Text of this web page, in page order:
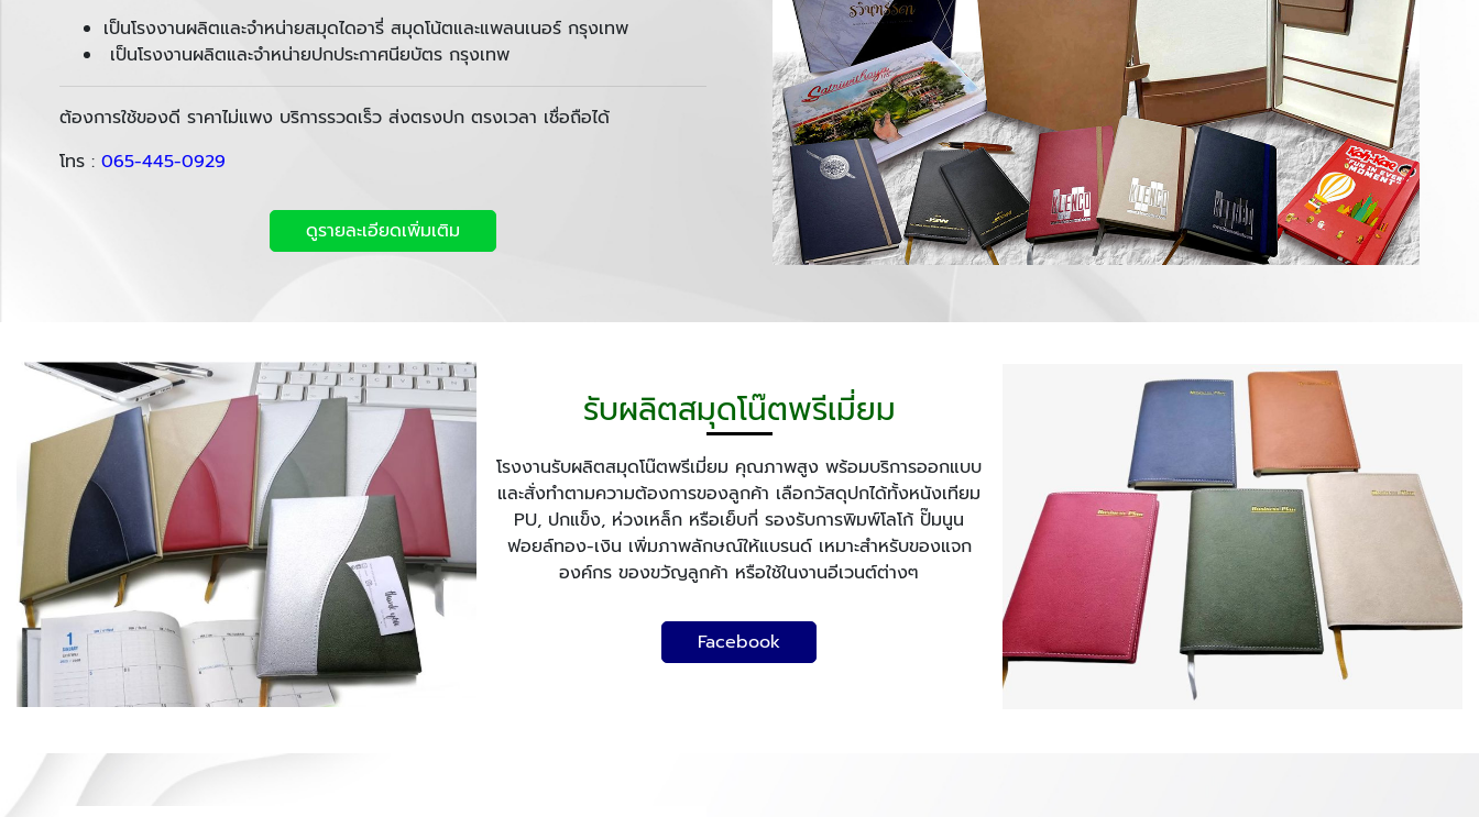
เป็นโรงงานผลิตและจำหน่ายสมุดไดอารี่ สมุดโน้ตและแพลนเนอร์ กรุงเทพ
เป็นโรงงานผลิตและจำหน่ายปกประกาศนียบัตร กรุงเทพ
ต้องการใช้ของดี ราคาไม่แพง บริการรวดเร็ว ส่งตรงปก ตรงเวลา เชื่อถือได้
โทร : 065-445-0929
ดูรายละเอียดเพิ่มเติม
รับผลิตสมุดโน๊ตพรีเมี่ยม
โรงงานรับผลิตสมุดโน๊ตพรีเมี่ยม คุณภาพสูง พร้อมบริการออกแบบ
และสั่งทำตามความต้องการของลูกค้า เลือกวัสดุปกได้ทั้งหนังเทียม
PU, ปกแข็ง, ห่วงเหล็ก หรือเย็บกี่ รองรับการพิมพ์โลโก้ ปั๊มนูน
ฟอยล์ทอง-เงิน เพิ่มภาพลักษณ์ให้แบรนด์ เหมาะสำหรับของแจก
องค์กร ของขวัญลูกค้า หรือใช้ในงานอีเวนต์ต่างๆ
Facebook